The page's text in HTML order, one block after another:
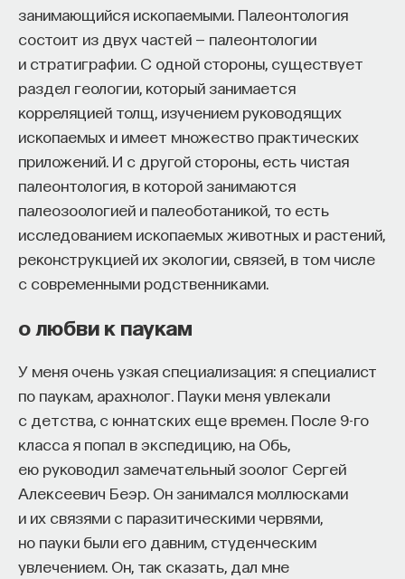
занимающийся ископаемыми. Палеонтология
состоит из двух частей — палеонтологии
и стратиграфии. С одной стороны, существует
раздел геологии, который занимается
корреляцией толщ, изучением руководящих
ископаемых и имеет множество практических
приложений. И с другой стороны, есть чистая
палеонтология, в которой занимаются
палеозоологией и палеоботаникой, то есть
исследованием ископаемых животных и растений,
реконструкцией их экологии, связей, в том числе
с современными родственниками.
о любви к паукам
У меня очень узкая специализация: я специалист
по паукам, арахнолог. Пауки меня увлекали
с детства, с юннатских еще времен. После 9-го
класса я попал в экспедицию, на Обь,
ею руководил замечательный зоолог Сергей
Алексеевич Беэр. Он занимался моллюсками
и их связями с паразитическими червями,
но пауки были его давним, студенческим
увлечением. Он, так сказать, дал мне